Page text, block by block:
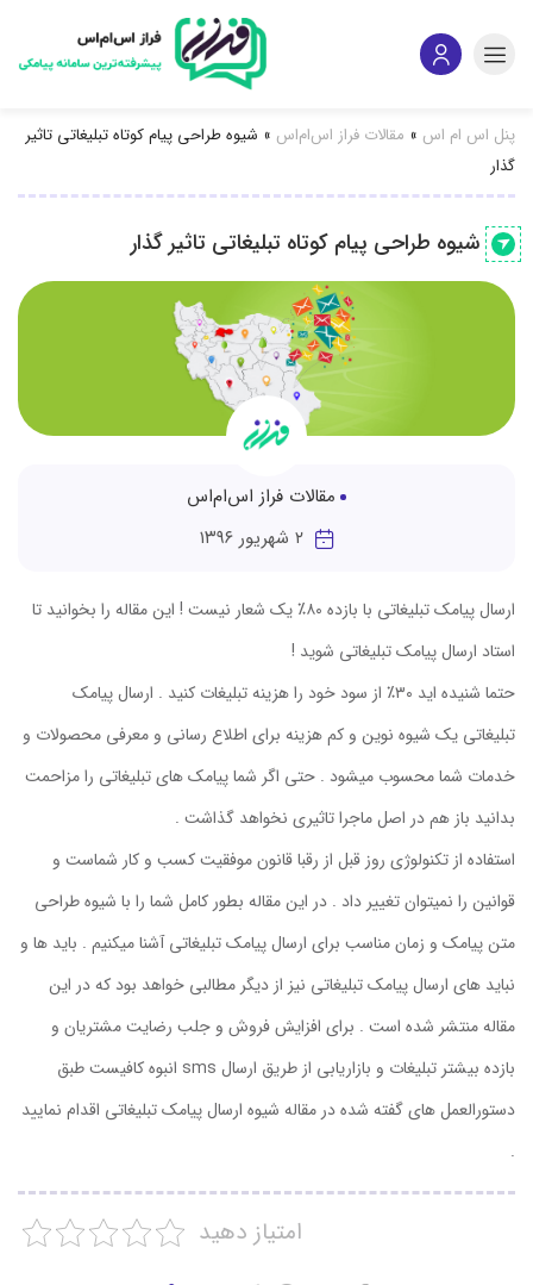
پنل اس ام اس » مقالات فراز اس‌ام‌اس » شیوه طراحی پیام کوتاه تبلیغاتی تاثیر
گذار
شیوه طراحی پیام کوتاه تبلیغاتی تاثیر گذار
مقالات فراز اس‌ام‌اس
۲ شهریور ۱۳۹۶
ارسال پیامک تبلیغاتی با بازده ٨٠٪ یک شعار نیست ! این مقاله را بخوانید تا
استاد ارسال پیامک تبلیغاتی شوید !
حتما شنیده اید ٣٠٪ از سود خود را هزینه تبلیغات کنید . ارسال پیامک
تبلیغاتی یک شیوه نوین و کم هزینه برای اطلاع رسانی و معرفی محصولات و
خدمات شما محسوب میشود . حتی اگر شما پیامک های تبلیغاتی را مزاحمت
بدانید باز هم در اصل ماجرا تاثیری نخواهد گذاشت .
استفاده از تکنولوژی روز قبل از رقبا قانون موفقیت کسب و کار شماست و
قوانین را نمیتوان تغییر داد . در این مقاله بطور کامل شما را با شیوه طراحی
متن پیامک و زمان مناسب برای ارسال پیامک تبلیغاتی آشنا میکنیم . باید ها و
نباید های ارسال پیامک تبلیغاتی نیز از دیگر مطالبی خواهد بود که در این
مقاله منتشر شده است . برای افزایش فروش و جلب رضایت مشتریان و
بازده بیشتر تبلیغات و بازاریابی از طریق ارسال sms انبوه کافیست طبق
دستورالعمل های گفته شده در مقاله شیوه ارسال پیامک تبلیغاتی اقدام نمایید
.
امتیاز دهید